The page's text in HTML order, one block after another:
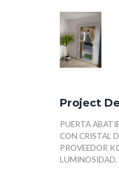
Project
PUERTA
CON CRISTAL
PROVEEDOR
LUMINOSIDAD.